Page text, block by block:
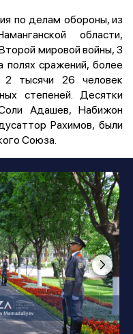
по делам обороны, из
области,
мировой войны, 3
полях сражений, более
тысячи 26 человек
степеней. Десятки
Адашев, Набижон
Рахимов, были
Союза.